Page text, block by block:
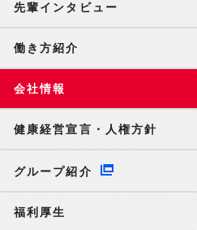
先輩インタビュー
働き方紹介
会社情報
健康経営宣言・人権方針
グループ紹介
福利厚生